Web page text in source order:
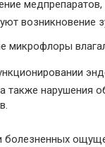
возникновение
микрофлоры
также нарушения
болезненных